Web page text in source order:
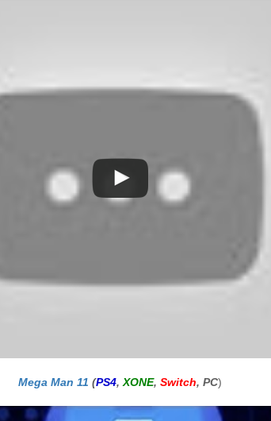
Mega Man 11 (PS4,XONE, Switch, PC)